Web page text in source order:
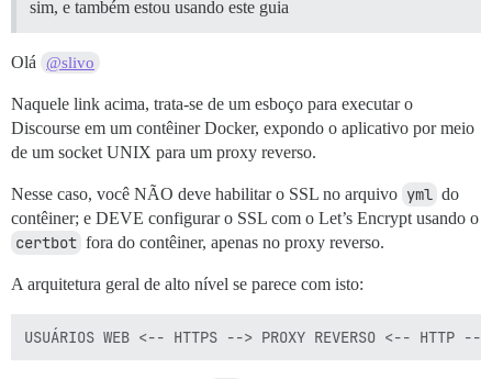
sim, e também estou usando este guia
Olá @slivo
Naquele link acima, trata-se de um esboço para executar o
Discourse em um contêiner Docker, expondo o aplicativo por meio
de um socket UNIX para um proxy reverso.
Nesse caso, você NÃO deve habilitar o SSL no arquivo yml do
contêiner; e DEVE configurar o SSL com o Let’s Encrypt usando o
certbot fora do contêiner, apenas no proxy reverso.
A arquitetura geral de alto nível se parece com isto: